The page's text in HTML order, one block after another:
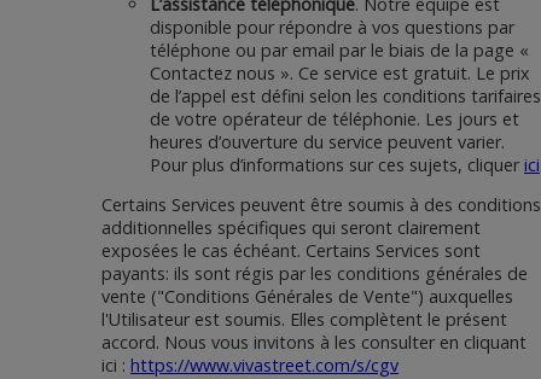
disponible pour répondre à vos questions par
téléphone ou par email par le biais de la page «
Contactez nous ». Ce service est gratuit. Le prix
de l’appel est défini selon les conditions tarifaires
de votre opérateur de téléphonie. Les jours et
heures d’ouverture du service peuvent varier.
Pour plus d’informations sur ces sujets, cliquer ici
Certains Services peuvent être soumis à des conditions
additionnelles spécifiques qui seront clairement
exposées le cas échéant. Certains Services sont
payants: ils sont régis par les conditions générales de
vente ("Conditions Générales de Vente") auxquelles
l'Utilisateur est soumis. Elles complètent le présent
accord. Nous vous invitons à les consulter en cliquant
ici : https://www.vivastreet.com/s/cgv